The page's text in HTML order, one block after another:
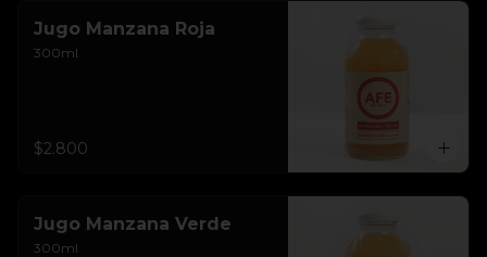
Jugo Manzana Roja
300ml
$2.800
Jugo Manzana Verde
300ml